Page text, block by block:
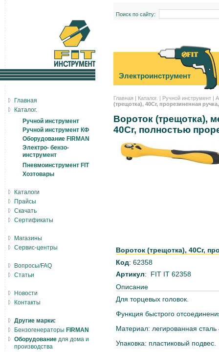
Поиск по сайту:
Электроинструмент
Главная | Каталог. | Ручной инструмент |
(трещотка), 40Cr, прорезиненная
Вороток (трещотка),
40Cr, полностью
Вороток (трещотка), 40Cr,
Код: 62358
Артикул: FIT IT 62358
Описание
Для торцевых головок.
Функция быстрого
Материал: легированная
Упаковка: пластиковый подвес.
Главная
Каталог.
Ручной инструмент
Ручной инструмент КФ
Оборудование FIRMAN
Электро- бензо-
инструмент
Пневмоинструмент FIT
Хозтовары
Каталоги
Прайсы
Скачать
Сертификаты
Магазины
Сервис-центры
Вопросы/FAQ
Статьи
Новости
Контакты
Другие марки:
Бензогенераторы FIRMAN
Оборудование для дома и
производства